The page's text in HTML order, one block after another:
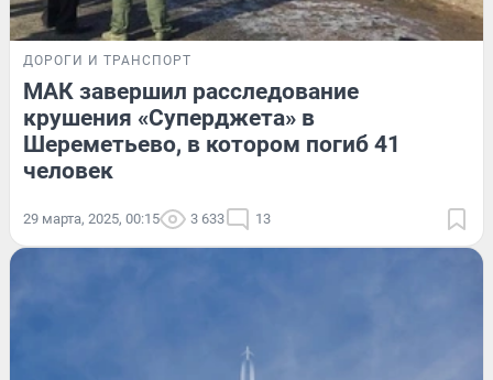
ДОРОГИ И ТРАНСПОРТ
МАК завершил расследование
крушения «Суперджета» в
Шереметьево, в котором погиб 41
человек
29 марта, 2025, 00:15 3 633 13